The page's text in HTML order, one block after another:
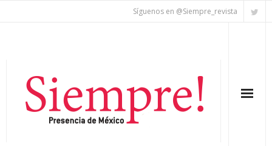
Síguenos en @Siempre_revista